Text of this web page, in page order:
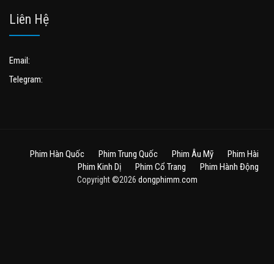
Liên Hệ
Email:
Telegram:
Phim Hàn Quốc Phim Trung Quốc Phim Âu Mỹ
Phim Hài
Phim Kinh Dị
Phim Cổ Trang Phim Hành Động
Copyright ©2026 dongphimm.com